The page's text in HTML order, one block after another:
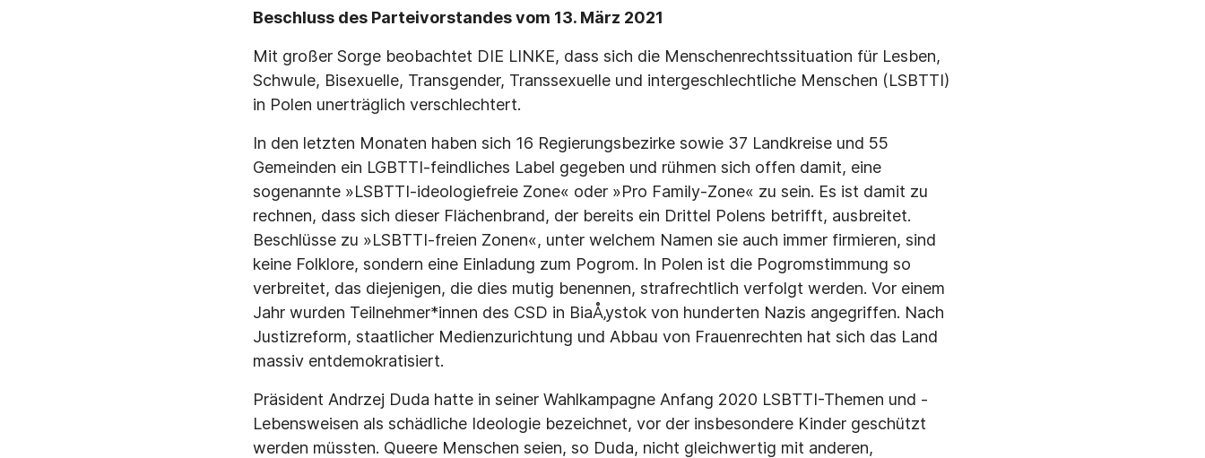
Beschluss des Parteivorstandes vom 13. März 2021
Mit großer Sorge beobachtet DIE LINKE, dass sich die Menschenrechtssituation für Lesben,
Schwule, Bisexuelle, Transgender, Transsexuelle und intergeschlechtliche Menschen (LSBTTI)
in Polen unerträglich verschlechtert.
In den letzten Monaten haben sich 16 Regierungsbezirke sowie 37 Landkreise und 55
Gemeinden ein LGBTTI-feindliches Label gegeben und rühmen sich offen damit, eine
sogenannte »LSBTTI-ideologiefreie Zone« oder »Pro Family-Zone« zu sein. Es ist damit zu
rechnen, dass sich dieser Flächenbrand, der bereits ein Drittel Polens betrifft, ausbreitet.
Beschlüsse zu »LSBTTI-freien Zonen«, unter welchem Namen sie auch immer firmieren, sind
keine Folklore, sondern eine Einladung zum Pogrom. In Polen ist die Pogromstimmung so
verbreitet, das diejenigen, die dies mutig benennen, strafrechtlich verfolgt werden. Vor einem
Jahr wurden Teilnehmer*innen des CSD in BiaÅ‚ystok von hunderten Nazis angegriffen. Nach
Justizreform, staatlicher Medienzurichtung und Abbau von Frauenrechten hat sich das Land
massiv entdemokratisiert.
Präsident Andrzej Duda hatte in seiner Wahlkampagne Anfang 2020 LSBTTI-Themen und -
Lebensweisen als schädliche Ideologie bezeichnet, vor der insbesondere Kinder geschützt
werden müssten. Queere Menschen seien, so Duda, nicht gleichwertig mit anderen,